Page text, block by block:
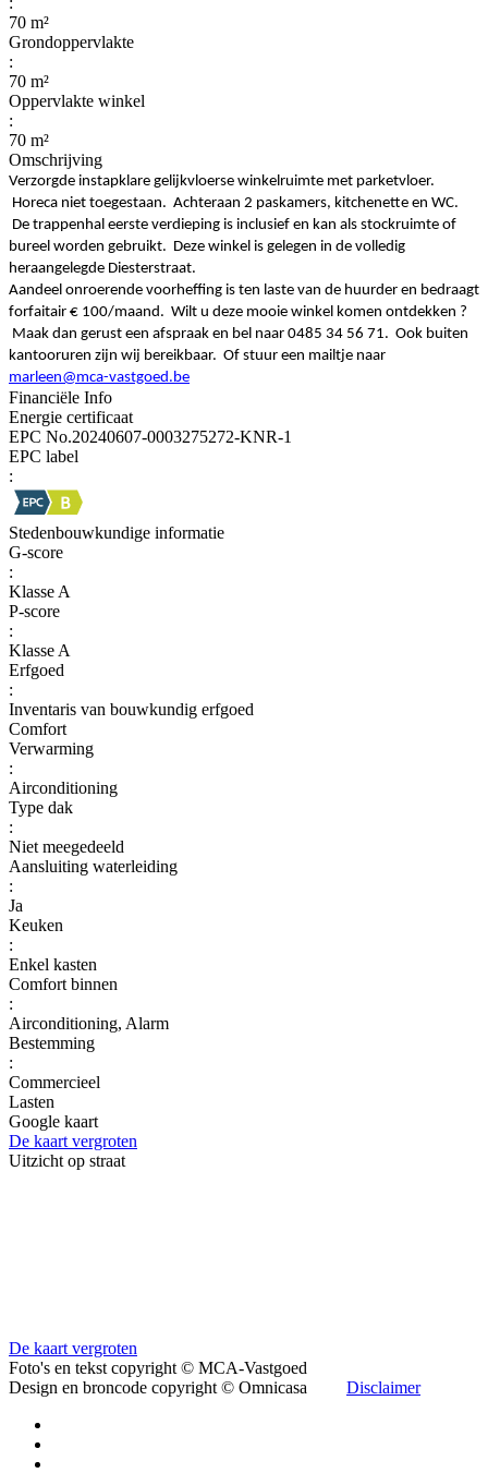
70 m²
Grondoppervlakte
:
70 m²
Oppervlakte winkel
:
70 m²
Omschrijving
Verzorgde instapklare gelijkvloerse winkelruimte met parketvloer.
Horeca niet toegestaan. Achteraan 2 paskamers, kitchenette en WC.
De trappenhal eerste verdieping is inclusief en kan als stockruimte of
bureel worden gebruikt. Deze winkel is gelegen in de volledig
heraangelegde Diesterstraat.
Aandeel onroerende voorheffing is ten laste van de huurder en bedraagt
forfaitair € 100/maand. Wilt u deze mooie winkel komen ontdekken ?
Maak dan gerust een afspraak en bel naar 0485 34 56 71. Ook buiten
kantooruren zijn wij bereikbaar. Of stuur een mailtje naar
marleen@mca-vastgoed.be
Financiële Info
Energie certificaat
EPC No.20240607-0003275272-KNR-1
EPC label
:
Stedenbouwkundige informatie
G-score
:
Klasse A
P-score
:
Klasse A
Erfgoed
:
Inventaris van bouwkundig erfgoed
Comfort
Verwarming
:
Airconditioning
Type dak
:
Niet meegedeeld
Aansluiting waterleiding
:
Ja
Keuken
:
Enkel kasten
Comfort binnen
:
Airconditioning, Alarm
Bestemming
:
Commercieel
Lasten
Google kaart
De kaart vergroten
Uitzicht op straat
De kaart vergroten
Foto's en tekst copyright © MCA-Vastgoed
Design en broncode copyright © Omnicasa Disclaimer